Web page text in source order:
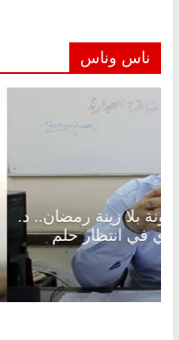
ناس وناس
الرئيسية ناس وناس
مقعد شاغر على الإفطار
عبدالخالق فاروق خبير
22 فبراير، 2026